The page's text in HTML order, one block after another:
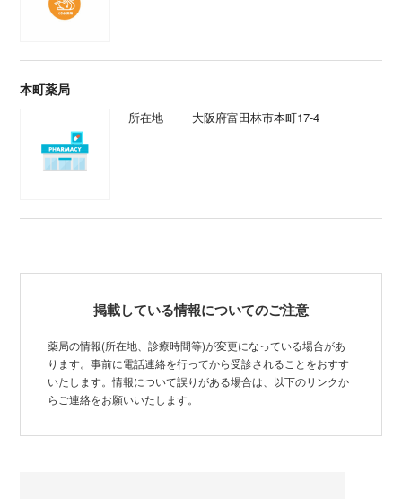
本町薬局
所在地 大阪府富田林市本町17-4
掲載している情報についてのご注意
薬局の情報(所在地、診療時間等)が変更になっている場合があ
ります。事前に電話連絡を行ってから受診されることをおすす
いたします。情報について誤りがある場合は、以下のリンクか
らご連絡をお願いいたします。